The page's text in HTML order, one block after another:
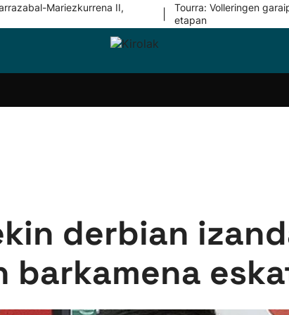
Mariezkurrena II,
Tourra: Volleringen
etapan
Taldeak
derbian
barkamena